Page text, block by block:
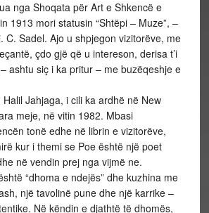
nga Shoqata për Art e Shkencë e
1913 mori statusin “Shtëpi – Muze”, –
C. Sadel. Ajo u shpjegon vizitorëve, me
çdo gjë që u intereson, derisa t’i
ashtu siç i ka pritur – me buzëqeshje e
Jahjaga, i cili ka ardhë në New
meje, në vitin 1982. Mbasi
tonë edhe në librin e vizitorëve,
kur i themi se Poe është një poet
në vendin prej nga vijmë ne.
“dhoma e ndejës” dhe kuzhina me
një tavolinë pune dhe një karrike –
Në këndin e djathtë të dhomës,